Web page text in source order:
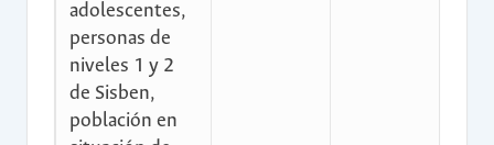
adolescentes,
personas de
niveles 1 y 2
de Sisben,
población en